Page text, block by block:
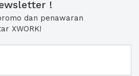
!
dan penawaran
XWORK!